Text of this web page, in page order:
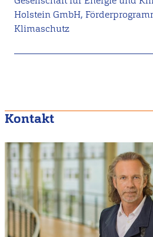
Holstein GmbH,
Klimaschutz
Kontakt